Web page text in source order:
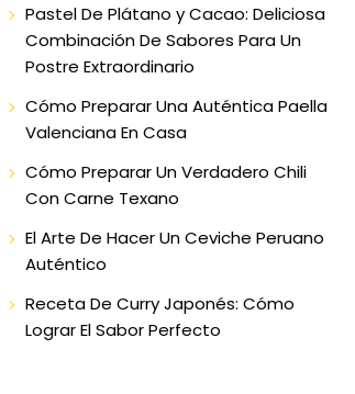
Pastel De Plátano y Cacao: Deliciosa
Combinación De Sabores Para Un
Postre Extraordinario
Cómo Preparar Una Auténtica Paella
Valenciana En Casa
Cómo Preparar Un Verdadero Chili
Con Carne Texano
El Arte De Hacer Un Ceviche Peruano
Auténtico
Receta De Curry Japonés: Cómo
Lograr El Sabor Perfecto